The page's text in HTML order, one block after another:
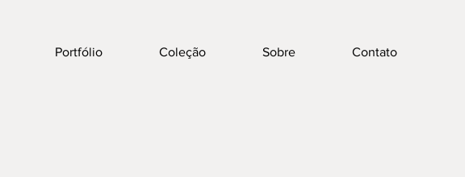
Portfólio Coleção Sobre Contato